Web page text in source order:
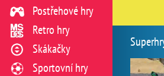
Postřehové hry
Retro hry
Skákačky
Sportovní hry